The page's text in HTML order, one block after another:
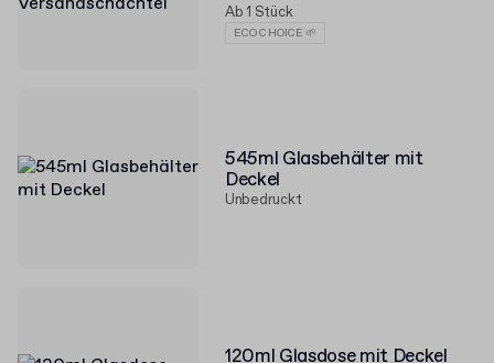
Ab 1 Stück
ECO CHOICE 🌱
545ml Glasbehälter mit
Deckel
Unbedruckt
120ml Glasdose mit Deckel